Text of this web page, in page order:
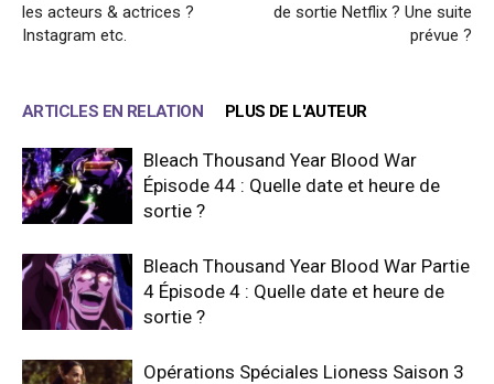
les acteurs & actrices ?
Instagram etc.
de sortie Netflix ? Une suite
prévue ?
ARTICLES EN RELATION PLUS DE L'AUTEUR
Bleach Thousand Year Blood War
Épisode 44 : Quelle date et heure de
sortie ?
Bleach Thousand Year Blood War Partie
4 Épisode 4 : Quelle date et heure de
sortie ?
Opérations Spéciales Lioness Saison 3